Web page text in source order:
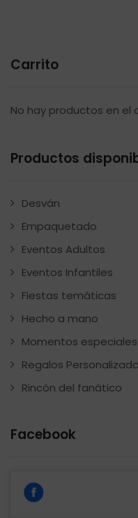
Carrito
No hay productos en el
Productos
Desván
Empaquetado
Eventos Adultos
Eventos Infantiles
Fiestas temáticas
Hecho a mano
Momentos especiales
Regalos
Rincón del fanático
Facebook